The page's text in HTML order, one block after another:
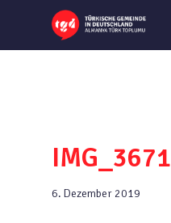
main
IMG_3671
6. Dezember 2019